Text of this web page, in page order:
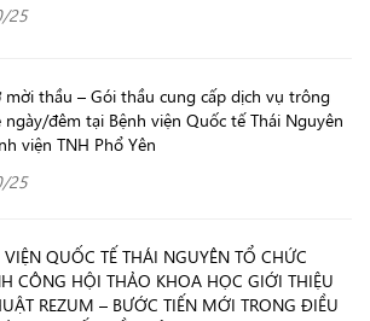
25
mời thầu – Gói thầu cung cấp dịch vụ trông
ngày/đêm tại Bệnh viện Quốc tế Thái Nguyên
viện TNH Phổ Yên
25
VIỆN QUỐC TẾ THÁI NGUYÊN TỔ CHỨC
CÔNG HỘI THẢO KHOA HỌC GIỚI THIỆU
REZUM – BƯỚC TIẾN MỚI TRONG ĐIỀU